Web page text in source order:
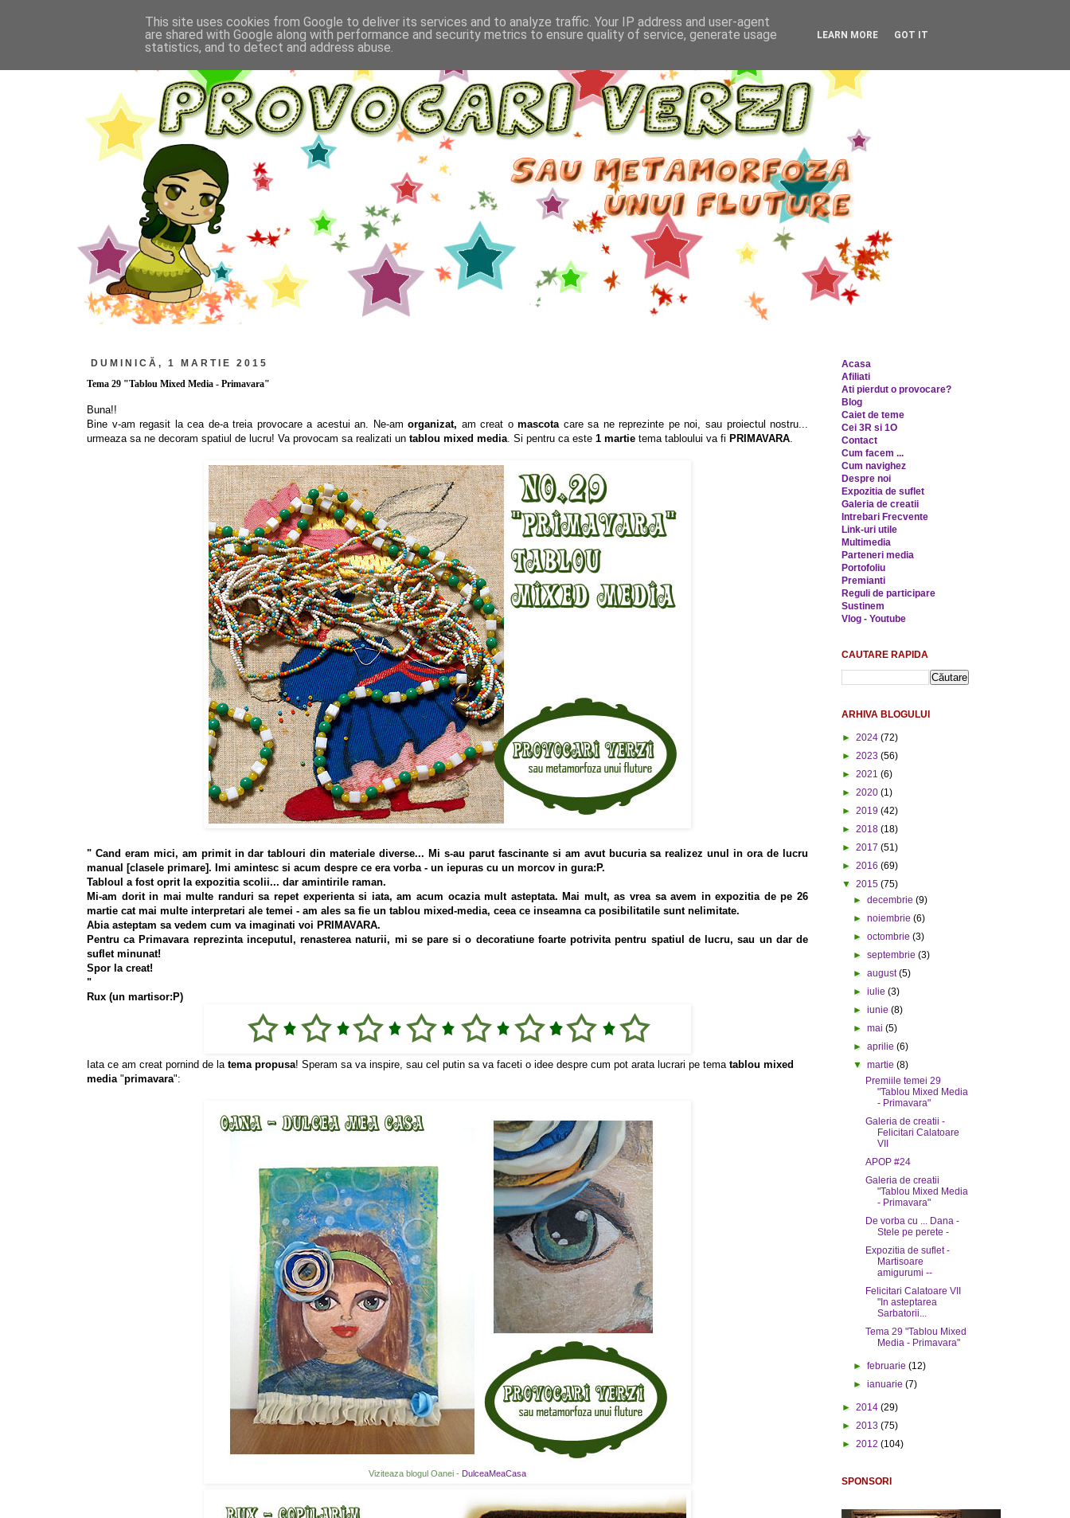
DUMINICĂ, 1 MARTIE 2015
Tema 29 "Tablou Mixed Media - Primavara"
Buna!!
Bine v-am regasit la cea de-a treia provocare a acestui an. Ne-amorganizat, am creat omascotacare sa ne reprezinte pe noi, sau proiectul nostru...
urmeaza sa ne decoram spatiul de lucru! Va provocam sa realizati un tablou mixed media. Si pentru ca este 1 martie tema tabloului va fi PRIMAVARA.
" Cand eram mici, am primit in dar tablouri din materiale diverse... Mi s-au parut fascinante si am avut bucuria sa realizez unul in ora de lucru
manual [clasele primare]. Imi amintesc si acum despre ce era vorba - un iepuras cu un morcov in gura:P.
Tabloul a fost oprit la expozitia scolii... dar amintirile raman.
Mi-am dorit in mai multe randuri sa repet experienta si iata, am acum ocazia mult asteptata. Mai mult, as vrea sa avem in expozitia de pe 26
martie cat mai multe interpretari ale temei - am ales sa fie un tablou mixed-media, ceea ce inseamna ca posibilitatile sunt nelimitate.
Abia asteptam sa vedem cum va imaginati voi PRIMAVARA.
Pentru ca Primavara reprezinta inceputul, renasterea naturii, mi se pare si o decoratiune foarte potrivita pentru spatiul de lucru, sau un dar de
suflet minunat!
Spor la creat!
"
Rux (un martisor:P)
Iata ce am creat pornind de la tema propusa! Speram sa va inspire, sau cel putin sa va faceti o idee despre cum pot arata lucrari pe tematablou mixed
media"primavara":
Viziteaza blogul Oanei - DulceaMeaCasa
Acasa
Afiliati
Ati pierdut o provocare?
Blog
Caiet de teme
Cei 3R si 1O
Contact
Cum facem ...
Cum navighez
Despre noi
Expozitia de suflet
Galeria de creatii
Intrebari Frecvente
Link-uri utile
Multimedia
Parteneri media
Portofoliu
Premianti
Reguli de participare
Sustinem
Vlog - Youtube
CAUTARE RAPIDA
ARHIVA BLOGULUI
► 2024 (72)
► 2023 (56)
► 2021 (6)
► 2020 (1)
► 2019 (42)
► 2018 (18)
► 2017 (51)
► 2016 (69)
▼ 2015 (75)
►decembrie(9)
►noiembrie(6)
►octombrie(3)
►septembrie(3)
►august(5)
►iulie(3)
►iunie(8)
►mai(5)
►aprilie(6)
▼martie(8)
Premiile temei 29
"Tablou Mixed Media
- Primavara"
Galeria de creatii -
Felicitari Calatoare
VII
APOP #24
Galeria de creatii
"Tablou Mixed Media
- Primavara"
De vorba cu ... Dana -
Stele pe perete -
Expozitia de suflet -
Martisoare
amigurumi --
Felicitari Calatoare VII
"In asteptarea
Sarbatorii...
Tema 29 "Tablou Mixed
Media - Primavara"
►februarie(12)
►ianuarie(7)
► 2014 (29)
► 2013 (75)
► 2012 (104)
SPONSORI
This site uses cookies from Google to deliver its services and to analyze traffic. Your IP address and user-agent
are shared with Google along with performance and security metrics to ensure quality of service, generate usage
statistics, and to detect and address abuse.
LEARN MORE GOT IT